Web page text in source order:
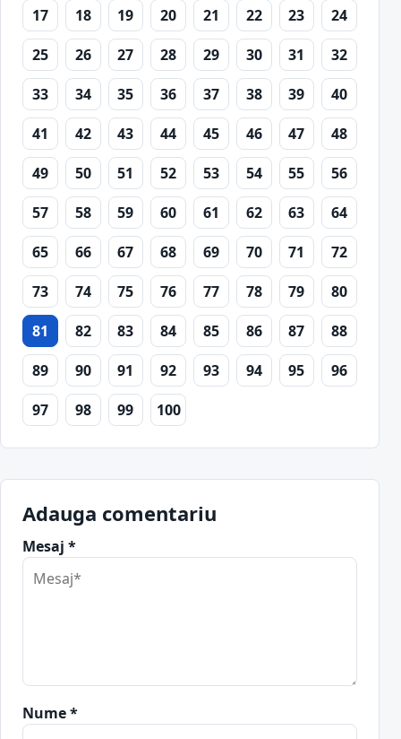
17
18 19 20 21 22 23
24
25
26 27 28 29 30 31
32
33
34 35 36 37 38 39
40
41
42 43 44 45 46 47
48
49
50 51 52 53 54 55
56
57
58 59 60 61 62 63
64
65
66 67 68 69 70 71
72
73
74 75 76 77 78 79
80
81
82 83 84 85 86 87
88
89
90 91 92 93 94 95
96
97
98 99 100
Adauga comentariu
Mesaj *
Nume *